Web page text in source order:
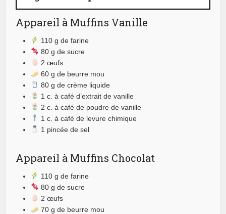
Appareil à Muffins Vanille
110 g de farine
80 g de sucre
2 œufs
60 g de beurre mou
80 g de crème liquide
1 c. à café d’extrait de vanille
2 c. à café de poudre de vanille
1 c. à café de levure chimique
1 pincée de sel
Appareil à Muffins Chocolat
110 g de farine
80 g de sucre
2 œufs
70 g de beurre mou